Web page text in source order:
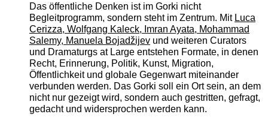
Das öffentliche Denken ist im Gorki nicht
Begleitprogramm, sondern steht im Zentrum. Mit Luca
Cerizza, Wolfgang Kaleck, Imran Ayata, Mohammad
Salemy, Manuela Bojadžijevund weiteren Curators
und Dramaturgs at Large entstehen Formate, in denen
Recht, Erinnerung, Politik, Kunst, Migration,
Öffentlichkeit und globale Gegenwart miteinander
verbunden werden. Das Gorki soll ein Ort sein, an dem
nicht nur gezeigt wird, sondern auch gestritten, gefragt,
gedacht und widersprochen werden kann.